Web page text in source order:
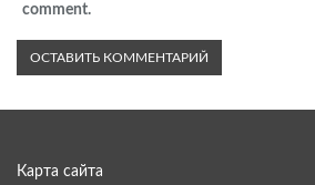
comment.
Карта сайта